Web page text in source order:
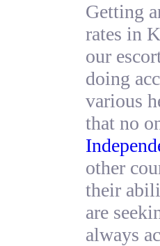
Getting
rates in
our
doing
various
that no
other
their
are
always